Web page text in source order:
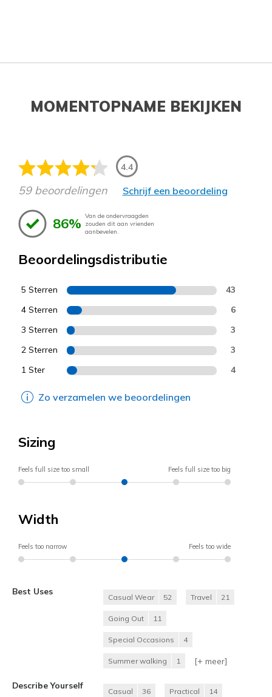
MOMENTOPNAME BEKIJKEN
4.4
59 beoordelingen Schrijf een beoordeling
86% Van de ondervraagden
zouden dit aan vrienden
aanbevelen.
Beoordelingsdistributie
5 Sterren 43
4 Sterren 6
3 Sterren 3
2 Sterren 3
1 Ster 4
Zo verzamelen we beoordelingen
Sizing
Feels full size too small Feels full size too big
Width
Feels too narrow Feels too wide
Best Uses
Casual Wear 52 Travel 21
Going Out 11
Special Occasions 4
Summer walking 1 [+ meer]
Describe Yourself
Casual 36 Practical 14